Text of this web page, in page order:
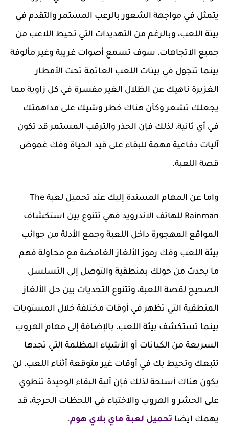
يتمثل في مواجهة الشعور بالرعب المستمر والتقدم في
بيئة اللعب، وبالرغم من التهديدات التي تحيط اللاعب من
جميع الاتجاهات، سوف تسمع أصوات غريبة وغير مألوفة
بينما تتجول في بيئات اللعب العاتمة تحت الأمطار
الغزيرة ناهيك عن الظلال الغير مفسرة في كل زاوية مما
يجعلك تشعر وكأن هناك خطر وشيك على مداهمتك
في أي ثانية، لذلك فإن الحذر والترقب المستمر قد تكون
آليات دفاعية مهمة للبقاء على قيد الحياة وفك غموض
قصة اللعبة.
واما عن المهام المسندة إليك عند تحميل لعبة The
Rainman للهاتف الاندرويد فهي تتنوع بين استكشاف
المواقع المهجورة داخل اللعبة وجمع الأدلة من جوانب
بيئة اللعب وفك رموز الألغاز الغامضة مع محاولة فهم
ما يحدث من حولك بمنطقية والتوصل إلى التسلسل
الصحيح لقصة اللعبة، وتتنوع التحديات بين حل الألغاز
المنطقية التي تظهر في أوقات مختلفة خلال المستويات
بينما تستكشف بيئة اللعب، بالإضافة إلى مهام الهروب
السريعة من الكيانات أو الأشياء المظلمة التي تجدها
تتبعك وتحيط بك في أوقات غير متوقعة أثناء اللعب، لن
يكون هناك أسلحة لذلك فإن آلية البقاء الوحيدة تنطوي
على الحشر و الهروب والاختباء في اللحظات الحرجة، قد
يهمك ايضا تحميل لعبة ماي بلاي هوم.